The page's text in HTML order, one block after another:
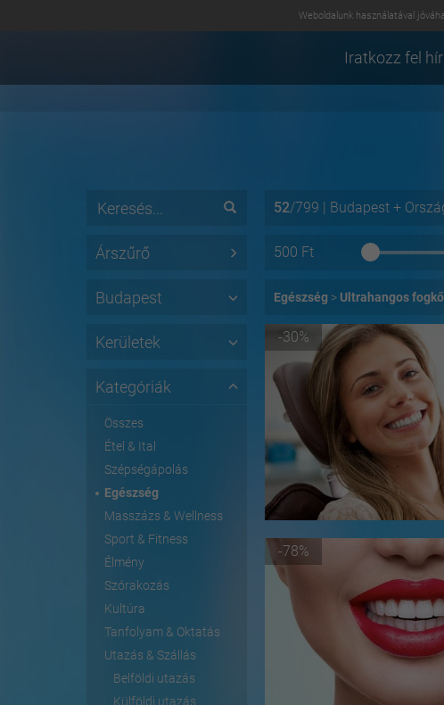
Weboldalunk használatával
Iratkozz fel
Árszűrő
Budapest
Kerületek
Kategóriák
Összes
Étel & Ital
Szépségápolás
Egészség
Masszázs & Wellness
Sport & Fitness
Élmény
Szórakozás
Kultúra
Tanfolyam & Oktatás
Utazás & Szállás
Belföldi utazás
Külföldi utazás
52/799 | Budapest +
500 Ft
Egészség Ultrahangos
-30%
-78%